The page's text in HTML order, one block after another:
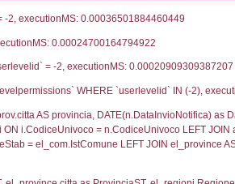
DELL'AMBIENTE/TERRITORIO
SINTETICA DELLO